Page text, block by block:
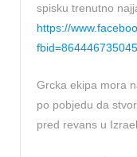
spisku trenutno
https://
Grcka ekipa mora
po pobjedu da
pred revans u